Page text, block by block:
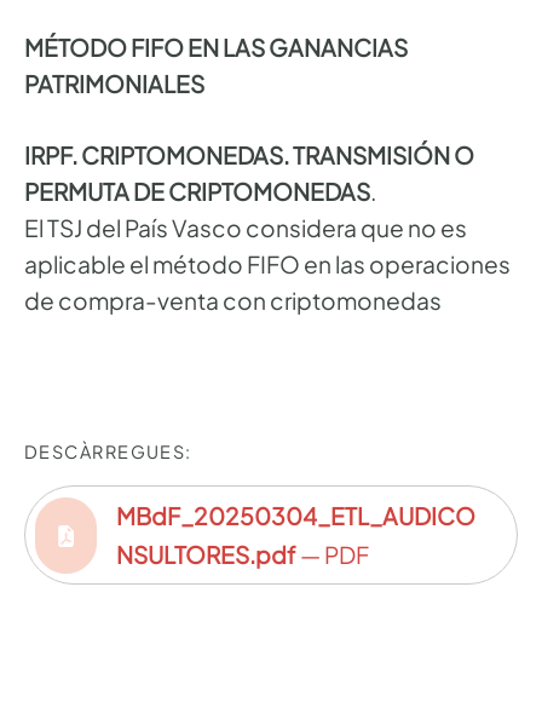
MÉTODO FIFO EN LAS GANANCIAS
PATRIMONIALES
IRPF. CRIPTOMONEDAS. TRANSMISIÓN O
PERMUTA DE CRIPTOMONEDAS
El TSJ del País Vasco considera que no es
aplicable el método FIFO en las operaciones
de compra-venta con criptomonedas
DESCÀRREGUES:
MBdF_20250304_ETL_AUDICO
NSULTORES.pdf— PDF